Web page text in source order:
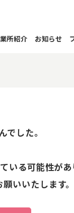
所紹介 お知らせ
でした。
いる可能性があ
いいたします。